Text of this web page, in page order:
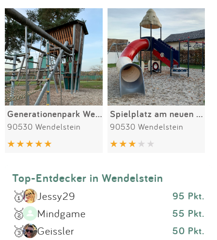
Anmelden
SPIELGERÄTE
Generationenpark Wendelstein
90530 Wendelstein
Spielplatz am neuen Rathaus
90530 Wendelstein
Top-Entdecker in Wendelstein
🥇 Jessy29 95 Pkt.
🥈 Mindgame 55 Pkt.
🥉 Geissler 50 Pkt.